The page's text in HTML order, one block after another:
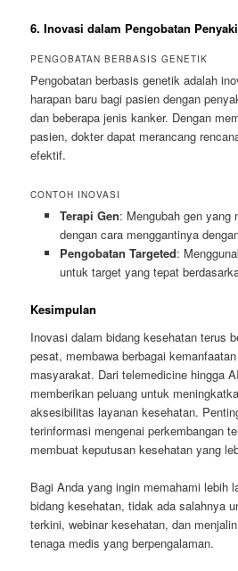
6. Inovasi dalam Pengobatan
PENGOBATAN BERBASIS GENETIK
Pengobatan berbasis genetik adalah
harapan baru bagi pasien dengan
dan beberapa jenis kanker. Dengan
pasien, dokter dapat merancang
efektif.
CONTOH INOVASI
Terapi Gen: Mengubah gen yang
dengan cara menggantinya
Pengobatan Targeted:
untuk target yang tepat
Kesimpulan
Inovasi dalam bidang kesehatan terus
pesat, membawa berbagai
masyarakat. Dari telemedicine hingga
memberikan peluang untuk
aksesibilitas layanan kesehatan.
terinformasi mengenai perkembangan
membuat keputusan kesehatan yang
Bagi Anda yang ingin memahami lebih
bidang kesehatan, tidak ada salahnya
terkini, webinar kesehatan, dan
tenaga medis yang berpengalaman.